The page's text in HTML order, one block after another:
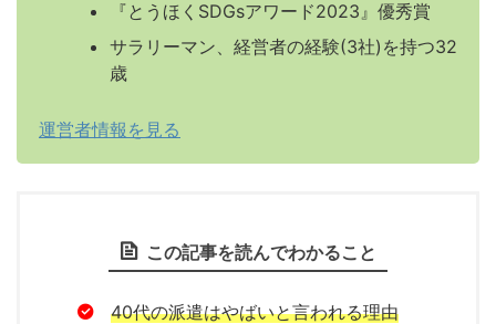
『とうほくSDGsアワード2023』優秀賞
サラリーマン、経営者の経験(3社)を持つ32
歳
運営者情報を見る
この記事を読んでわかること
40代の派遣はやばいと言われる理由